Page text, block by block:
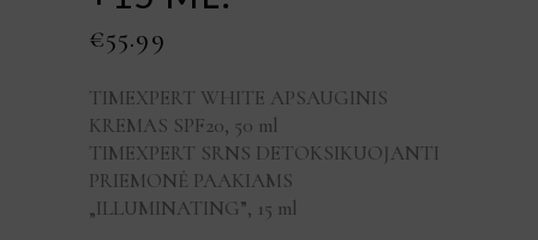
€55.99
TIMEXPERT WHITE APSAUGINIS
KREMAS SPF20, 50 ml
TIMEXPERT SRNS DETOKSIKUOJANTI
PRIEMONĖ PAAKIAMS
„ILLUMINATING”, 15 ml